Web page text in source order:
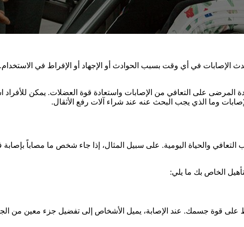
الإصابات في أي وقت بسبب الحوادث أو الإجهاد أو الإفراط في
المرضى على التعافي من الإصابات واستعادة قوة العضلات. يمكن للأفراد
وما الذي يجب البحث عنه عند شراء آلات رفع الأثقال.
والحياة اليومية. على سبيل المثال، إذا جاء شخص ما مصاباً
الخاص بك ما يلي:
على قوة جسمك. عند الإصابة، يميل الأشخاص إلى تفضيل جزء معين من